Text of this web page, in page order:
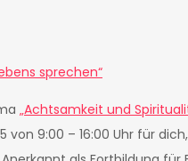
sprechen“
„Achtsamkeit und
von 9:00 – 16:00 Uhr für